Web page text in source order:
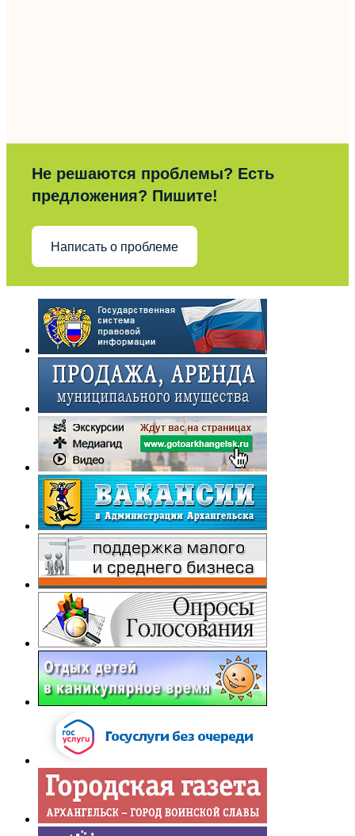
Не решаются проблемы? Есть
предложения? Пишите!
Написать о проблеме